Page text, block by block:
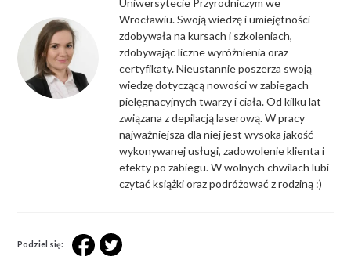
Uniwersytecie Przyrodniczym we
Wrocławiu. Swoją wiedzę i umiejętności
zdobywała na kursach i szkoleniach,
zdobywając liczne wyróżnienia oraz
certyfikaty. Nieustannie poszerza swoją
wiedzę dotyczącą nowości w zabiegach
pielęgnacyjnych twarzy i ciała. Od kilku lat
związana z depilacją laserową. W pracy
najważniejsza dla niej jest wysoka jakość
wykonywanej usługi, zadowolenie klienta i
efekty po zabiegu. W wolnych chwilach lubi
czytać książki oraz podróżować z rodziną :)
Podziel się: